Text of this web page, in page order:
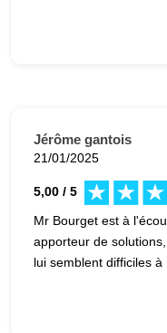
Jérôme gantois
21/01/2025
5,00 / 5
Mr Bourget est à
apporteur de
lui semblent difficiles à